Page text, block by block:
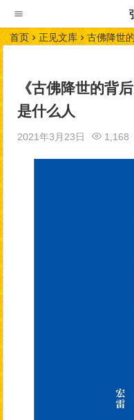
首页 正见文库 古佛降世
《古佛降世的背
是什么人
2021年3月23日 1,168